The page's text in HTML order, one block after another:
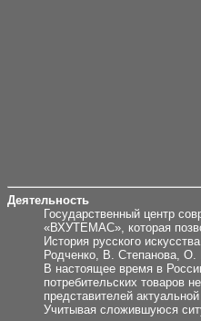
Деятельность
Государственный центр
«ВХУТЕМАС», которая
История русского
Родченко, В. Степанова, О.
В настоящее время в
потребительских товаров
представителей
Учитывая сложившуюся